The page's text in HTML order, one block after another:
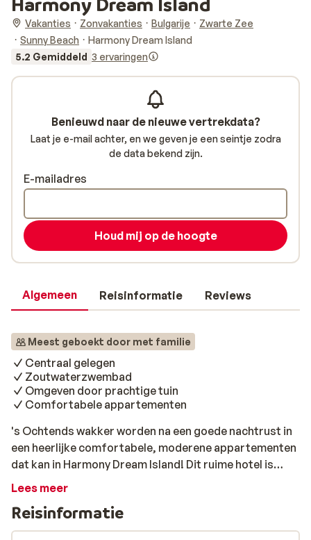
Vakanties Zonvakanties Bulgarije
Zwarte Zee
Sunny Beach
Harmony Dream Island
5.2 Gemiddeld 3 ervaringen
Algemeen Reisinformatie Reviews
Meest geboekt door met familie
Centraal gelegen
Zoutwaterzwembad
Omgeven door prachtige tuin
Comfortabele appartementen
's Ochtends wakker worden na een goede nachtrust in
een heerlijke comfortabele, moderene appartementen
dat kan in Harmony Dream Island! Dit ruime hotel is
centraal gelegen tussen stad en strand. Het bruisende
wandeling van ongeveer 20 minuten te bereiken en het
heerlijke zandstrand is zelfs nog dichterbij! Het hotel
Lees meer
Reisinformatie
Benieuwd naar de nieuwe vertrekdata?
Laat je e-mail achter, en we geven je een seintje zodra
de data bekend zijn.
E-mailadres
Houd mij op de hoogte